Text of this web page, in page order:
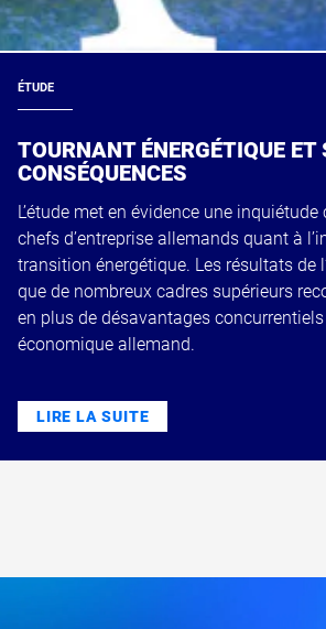
ÉTUDE
TOURNANT ÉNERGÉTIQUE ET
CONSÉQUENCES
L’étude met en évidence une
chefs d’entreprise allemands quant à
transition énergétique. Les résultats de
que de nombreux cadres supérieurs
en plus de désavantages
économique allemand.
LIRE LA SUITE